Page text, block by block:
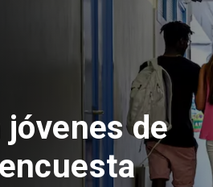
Parque
inversión